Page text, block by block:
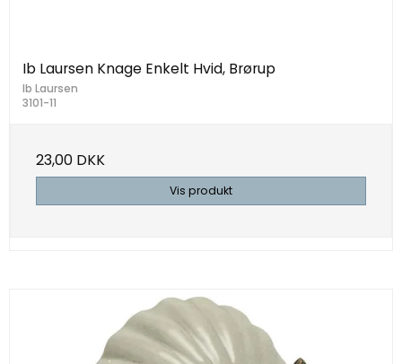
Ib Laursen Knage Enkelt Hvid, Brørup
Ib Laursen
3101-11
23,00 DKK
Vis produkt